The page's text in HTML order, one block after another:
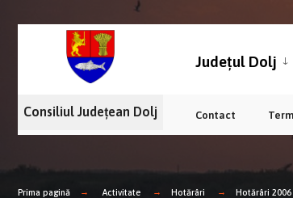
Județul Dolj
Consiliul Județean Dolj Contact
Prima pagină Activitate Hotărâri Hotărâri 2006